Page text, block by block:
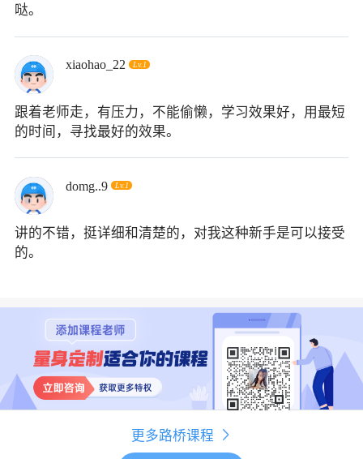
哒。
xiaohao_22 Lv.1
跟着老师走，有压力，不能偷懒，学习效果好，用最短
的时间，寻找最好的效果。
domg..9 Lv.1
讲的不错，挺详细和清楚的，对我这种新手是可以接受
的。
更多路桥课程